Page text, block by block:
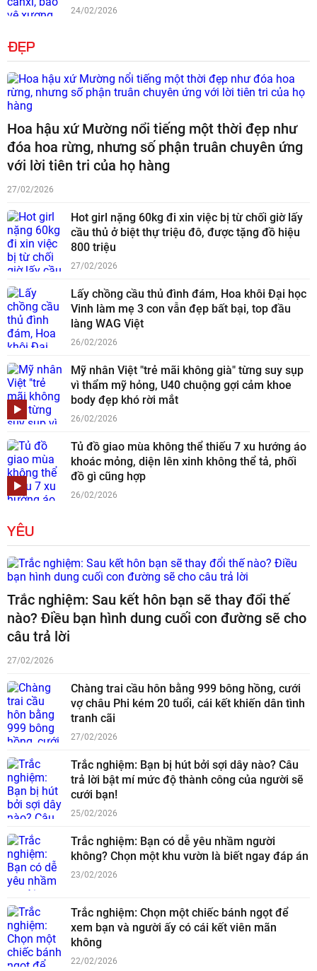
24/02/2026
ĐẸP
Hoa hậu xứ Mường nổi tiếng một thời đẹp như
đóa hoa rừng, nhưng số phận truân chuyên ứng
với lời tiên tri của họ hàng
27/02/2026
Hot girl nặng 60kg đi xin việc bị từ chối giờ lấy
cầu thủ ở biệt thự triệu đô, được tặng đồ hiệu
800 triệu
27/02/2026
Lấy chồng cầu thủ đình đám, Hoa khôi Đại học
Vinh làm mẹ 3 con vẫn đẹp bất bại, top đầu
làng WAG Việt
26/02/2026
Mỹ nhân Việt "trẻ mãi không già" từng suy sụp
vì thẩm mỹ hỏng, U40 chuộng gợi cảm khoe
body đẹp khó rời mắt
26/02/2026
Tủ đồ giao mùa không thể thiếu 7 xu hướng áo
khoác mỏng, diện lên xinh không thể tả, phối
đồ gì cũng hợp
26/02/2026
YÊU
Trắc nghiệm: Sau kết hôn bạn sẽ thay đổi thế
nào? Điều bạn hình dung cuối con đường sẽ cho
câu trả lời
27/02/2026
Chàng trai cầu hôn bằng 999 bông hồng, cưới
vợ châu Phi kém 20 tuổi, cái kết khiến dân tình
tranh cãi
27/02/2026
Trắc nghiệm: Bạn bị hút bởi sợi dây nào? Câu
trả lời bật mí mức độ thành công của người sẽ
cưới bạn!
25/02/2026
Trắc nghiệm: Bạn có dễ yêu nhầm người
không? Chọn một khu vườn là biết ngay đáp án
23/02/2026
Trắc nghiệm: Chọn một chiếc bánh ngọt để
xem bạn và người ấy có cái kết viên mãn
không
22/02/2026